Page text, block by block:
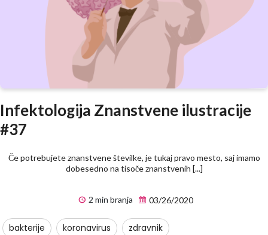
Infektologija Znanstvene ilustracije
#37
Če potrebujete znanstvene številke, je tukaj pravo mesto, saj imamo
dobesedno na tisoče znanstvenih [...]
2 min branja 03/26/2020
bakterije koronavirus zdravnik